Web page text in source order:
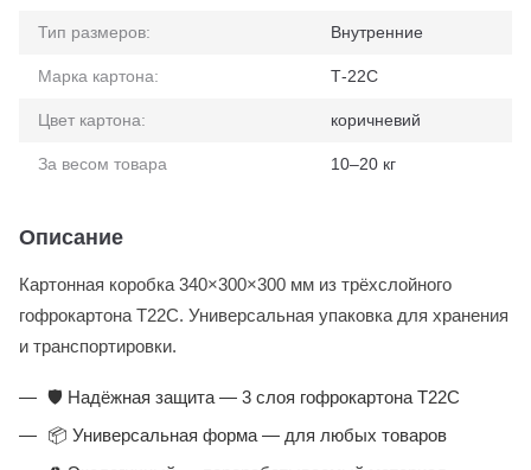
Тип размеров: Внутренние
Марка картона: Т-22С
Цвет картона: коричневий
За весом товара 10–20 кг
Описание
Картонная коробка 340×300×300 мм из трёхслойного
гофрокартона Т22С. Универсальная упаковка для хранения
и транспортировки.
🛡️ Надёжная защита — 3 слоя гофрокартона Т22С
📦 Универсальная форма — для любых товаров